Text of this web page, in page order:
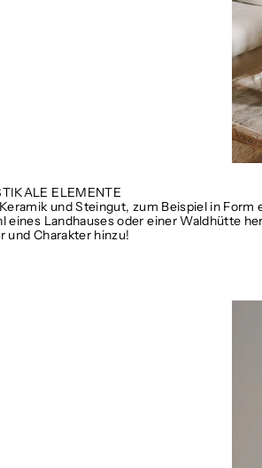
ELEMENTE
und Steingut, zum Beispiel in
eines Landhauses oder einer Waldhütte
und Charakter hinzu!